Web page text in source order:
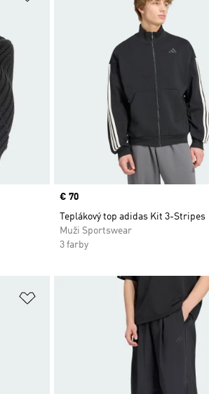
Price
€ 70
Teplákový top adidas Kit 3-Stripes
Muži Sportswear
3 farby
Pridať do zoznamu želaných